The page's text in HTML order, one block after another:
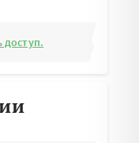
доступ.